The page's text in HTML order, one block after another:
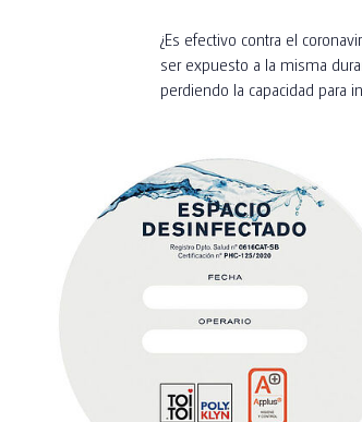
¿Es efectivo contra el
ser expuesto a la misma
perdiendo la capacidad para